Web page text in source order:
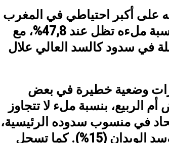
على أكبر احتياطي في المغرب
(2655,1 مليون م³)، فإن نسبة ملءه تظل عند 47,8%، مع
في سدود كالسد العالي علال
وضعية خطيرة في بعض
الربيع، بنسبة ملء لا تتجاوز
الحاد في منسوب سدوده الرئيسية،
خاصة سد المسيرة (4%) وسد الويدان (15%). كما تسجل